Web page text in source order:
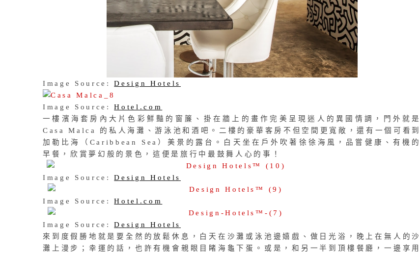
Image Source:Design Hotels
Image Source:Hotel.com
一樓濱海套房內大片色彩鮮豔的窗簾、掛在牆上的畫作完美呈現迷人的異國情調，門外就是
Casa Malca 的私人海灘、游泳池和酒吧。二樓的豪華客房不但空間更寬敞，還有一個可看到
加勒比海（Caribbean Sea）美景的露台。白天坐在戶外吹著徐徐海風，品嘗健康、有機的
早餐，欣賞夢幻般的景色，這便是旅行中最鼓舞人心的事！
Image Source:Design Hotels
Image Source:Hotel.com
Image Source:Design Hotels
來到度假勝地就是要全然的放鬆休息，白天在沙灘或泳池邊嬉戲、做日光浴，晚上在無人的沙
灘上漫步；幸運的話，也許有機會親眼目睹海龜下蛋。或是，和另一半到頂樓餐廳，一邊享用